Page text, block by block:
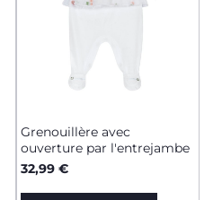
Grenouillère avec
ouverture par l'entrejambe
32,99 €